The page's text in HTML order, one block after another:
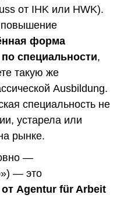
от IHK или HWK).
повышение
форма
специальности,
такую же
Ausbildung.
специальность не
устарела или
рынке.
—
— это
Agentur für Arbeit